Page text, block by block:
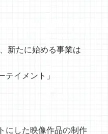
新たに始める事業は
テイメント」
にした映像作品の制作